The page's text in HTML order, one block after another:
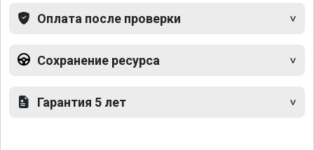
Оплата после проверки
Сохранение ресурса
Гарантия 5 лет